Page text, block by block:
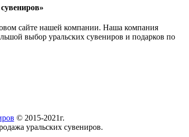
сайте нашей компании. Наша компания
выбор уральских сувениров и подарков по
© 2015-2021г.
уральских сувениров.